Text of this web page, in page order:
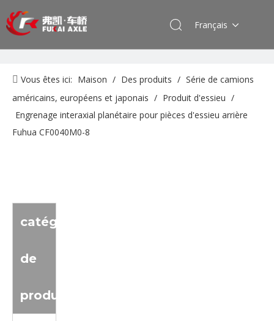
Français
Vous êtes ici: Maison / Des produits / Série de camions
américains, européens et japonais / Produit d'essieu /
Engrenage interaxial planétaire pour pièces d'essieu arrière
Fuhua CF0040M0-8
catégorie
de
produit